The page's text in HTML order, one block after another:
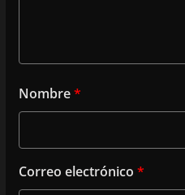
Nombre*
Correo electrónico *